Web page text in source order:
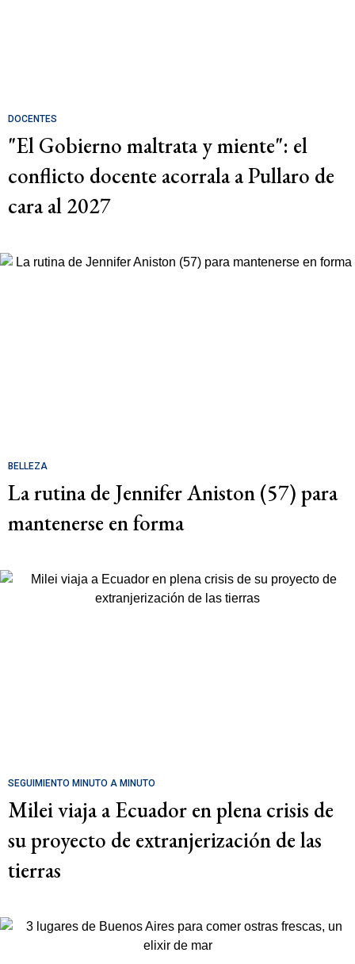
DOCENTES
"El Gobierno maltrata y miente": el
conflicto docente acorrala a Pullaro de
cara al 2027
BELLEZA
La rutina de Jennifer Aniston (57) para
mantenerse en forma
SEGUIMIENTO MINUTO A MINUTO
Milei viaja a Ecuador en plena crisis de
su proyecto de extranjerización de las
tierras